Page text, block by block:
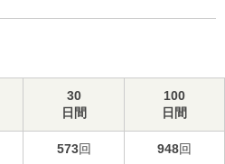
30
日間
100
日間
573回 948回